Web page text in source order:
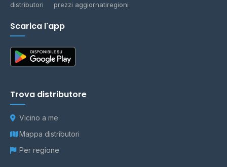
distributori prezzi aggiornatiregioni
Scarica l'app
Trova distributore
Vicino a me
Mappa distributori
Per regione